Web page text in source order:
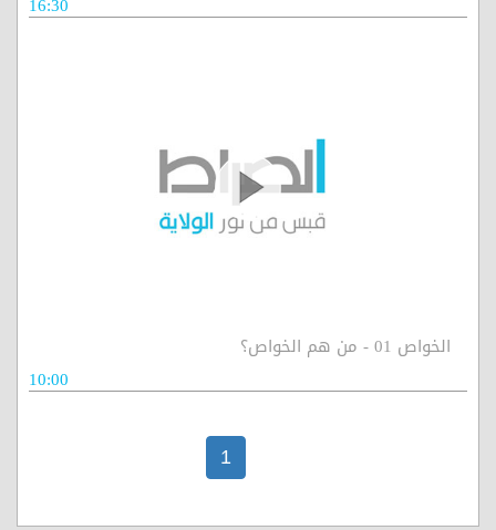
الخواص 01 - من هم الخواص؟
10:00
1